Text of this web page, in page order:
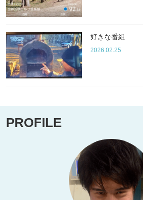
好きな番組
2026.02.25
PROFILE